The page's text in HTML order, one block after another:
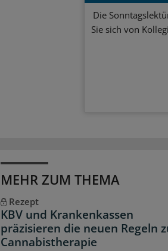
Die
Sie sich von
MEHR ZUM THEMA
Rezept
KBV und Krankenkassen
präzisieren die neuen Regeln
Cannabistherapie